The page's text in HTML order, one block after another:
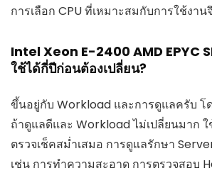
การเลือก CPU ที่เหมาะสมกับการใช้งา
Intel Xeon E-2400 AMD EPYC
ใช้ได้กี่ปีก่อนต้องเปลี่ยน?
ขึ้นอยู่กับ Workload และการดูแลครับ โ
ถ้าดูแลดีและ Workload ไม่เปลี่ยนมาก
ตรวจเช็คสม่ำเสมอ การดูแลรักษา
เช่น การทำความสะอาด การตรวจสอบ